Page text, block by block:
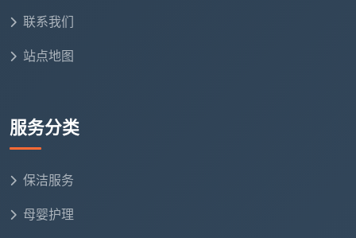
联系我们
站点地图
服务分类
保洁服务
母婴护理